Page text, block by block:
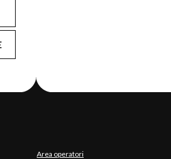
Area operatori